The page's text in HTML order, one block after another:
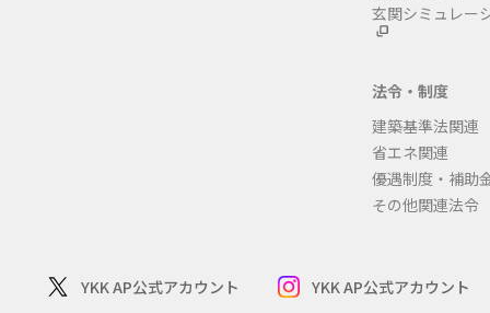
玄関シミュレー
法令・制度
建築基準法関連
省エネ関連
優遇制度・補助
その他関連法令
YKK AP公式アカウント YKK AP公式アカウント